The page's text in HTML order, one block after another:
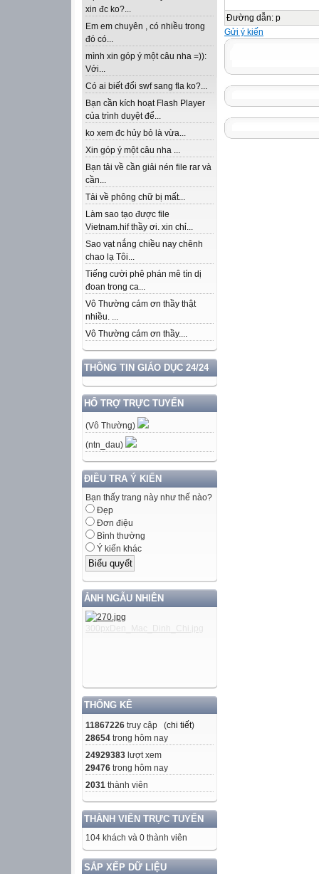
xin đc ko?...
Em em chuyên , có nhiều trong
đó có...
mình xin góp ý một câu nha =)):
Với...
Có ai biết đổi swf sang fla ko?...
Bạn cần kích hoạt Flash Player
của trình duyệt để...
ko xem đc hủy bỏ là vừa...
Xin góp ý một câu nha ...
Bạn tải về cần giải nén file rar và
cần...
Tải về phông chữ bị mất...
Làm sao tạo được file
Vietnam.hif thầy ơi. xin chỉ...
Sao vạt nắng chiều nay chênh
chao lạ Tôi...
Tiếng cười phê phán mê tín dị
đoan trong ca...
Vô Thường cám ơn thầy thật
nhiều. ...
Vô Thường cám ơn thầy....
THÔNG TIN GIÁO DỤC 24/24
HỔ TRỢ TRỰC TUYẾN
(Vô Thường)
(ntn_dau)
ĐIỀU TRA Ý KIẾN
Bạn thấy trang này như thế nào?
Đẹp
Đơn điệu
Bình thường
Ý kiến khác
ẢNH NGẪU NHIÊN
THỐNG KÊ
11867226 truy cập (chi tiết)
28654 trong hôm nay
24929383 lượt xem
29476 trong hôm nay
2031 thành viên
THÀNH VIÊN TRỰC TUYẾN
104 khách và 0 thành viên
SẮP XẾP DỮ LIỆU
Đường dẫn: p
Gửi ý kiến